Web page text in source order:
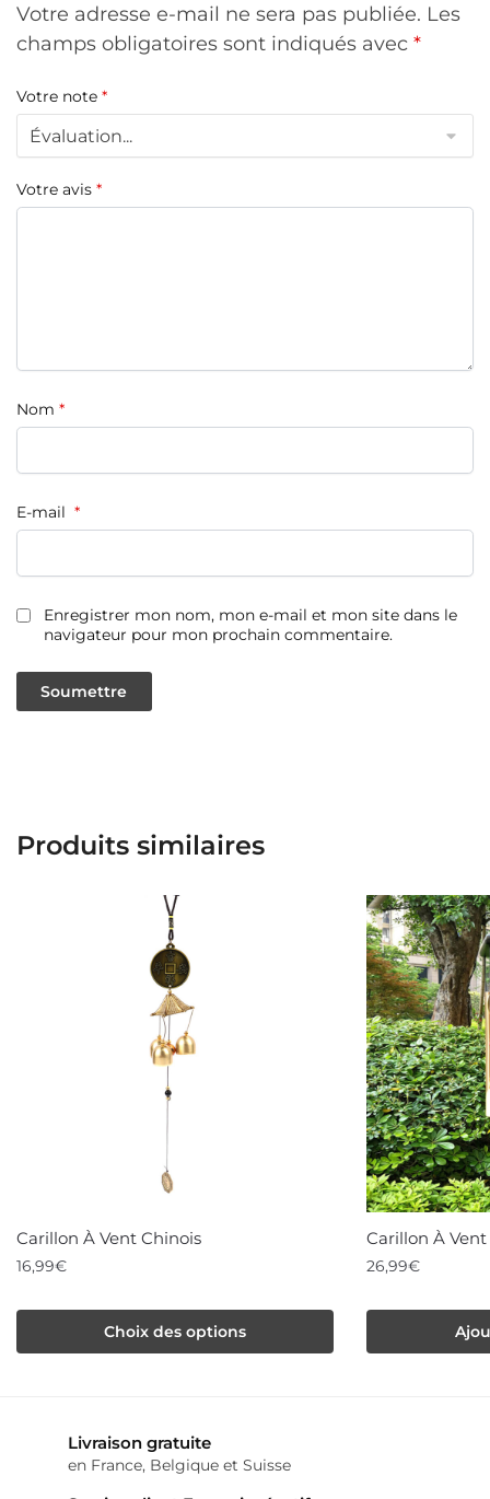
Votre adresse e-mail ne sera pas publiée. Les
champs obligatoires sont indiqués avec *
Votre note *
Votre avis *
Nom *
E-mail *
Enregistrer mon nom, mon e-mail et mon site dans le
navigateur pour mon prochain commentaire.
Produits similaires
Carillon À Vent Chinois
16,99€
Choix des options
Ce
variations.
Carillon À
26,99€
Livraison gratuite
en France, Belgique et Suisse